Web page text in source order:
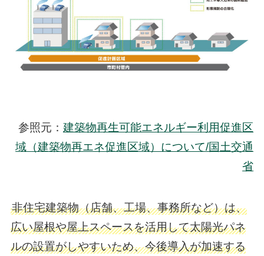
参照元：建築物再生可能エネルギー利用促進区
域（建築物再エネ促進区域）について/国土交通
省
非住宅建築物（店舗、工場、事務所など）は、
広い屋根や屋上スペースを活用して太陽光パネ
ルの設置がしやすいため、今後導入が加速する